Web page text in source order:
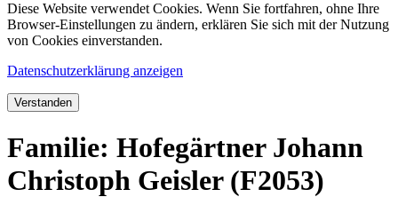
Diese Website verwendet Cookies. Wenn Sie fortfahren, ohne Ihre
Browser-Einstellungen zu ändern, erklären Sie sich mit der Nutzung
von Cookies einverstanden.
Datenschutzerklärung anzeigen
Verstanden
Familie: Hofegärtner Johann
Christoph Geisler (F2053)